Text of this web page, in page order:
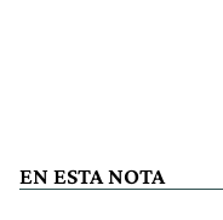
EN ESTA NOTA